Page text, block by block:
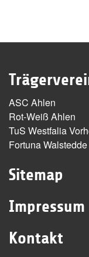
ASC Ahlen
Rot-Weiß Ahlen
TuS Westfalia
Fortuna Walstedde
Sitemap
Impressum
Kontakt